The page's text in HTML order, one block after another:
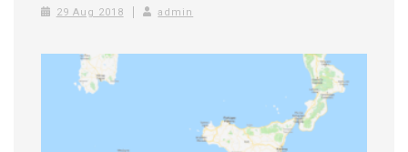
29 Aug 2018 admin